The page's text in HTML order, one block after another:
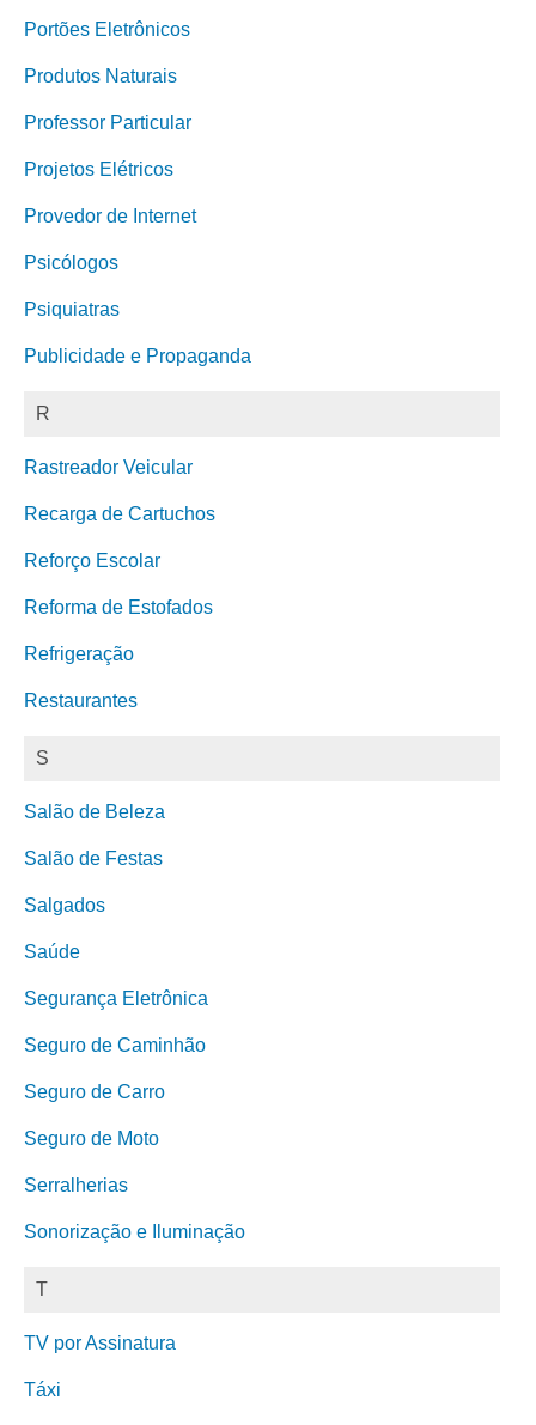
Portões Eletrônicos
Produtos Naturais
Professor Particular
Projetos Elétricos
Provedor de Internet
Psicólogos
Psiquiatras
Publicidade e Propaganda
R
Rastreador Veicular
Recarga de Cartuchos
Reforço Escolar
Reforma de Estofados
Refrigeração
Restaurantes
S
Salão de Beleza
Salão de Festas
Salgados
Saúde
Segurança Eletrônica
Seguro de Caminhão
Seguro de Carro
Seguro de Moto
Serralherias
Sonorização e Iluminação
T
TV por Assinatura
Táxi